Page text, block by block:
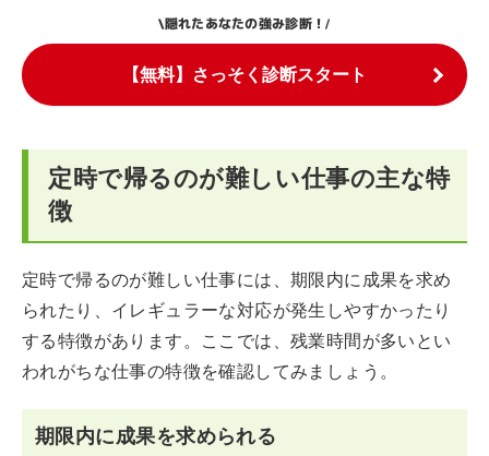
\隠れたあなたの強み診断！/
【無料】さっそく診断スタート
定時で帰るのが難しい仕事の主な特
徴
定時で帰るのが難しい仕事には、期限内に成果を求め
られたり、イレギュラーな対応が発生しやすかったり
する特徴があります。ここでは、残業時間が多いとい
われがちな仕事の特徴を確認してみましょう。
期限内に成果を求められる